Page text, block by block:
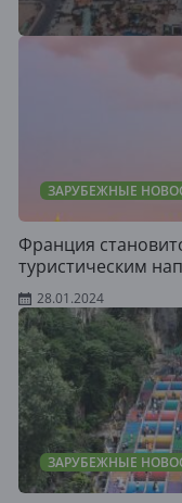
ЗАРУБЕЖНЫЕ
Франция
туристическим
28.01.2024
ЗАРУБЕЖНЫЕ